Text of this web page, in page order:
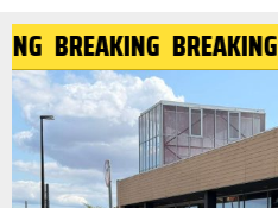
BREAKING BREAKING